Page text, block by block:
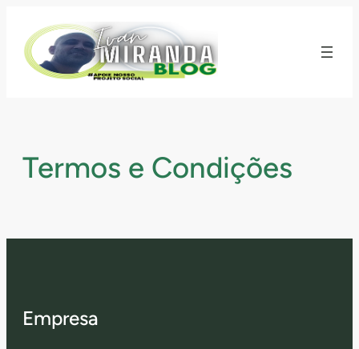
para
conteúdo
Termos e Condições
Empresa